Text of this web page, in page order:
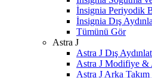
İnsignia Periyodik
İnsignia Dış
Tümünü Gör
Astra J
Astra J Dış
Astra J Modifiye &
Astra J Arka